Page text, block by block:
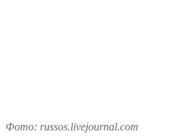
Фото: russos.livejournal.com